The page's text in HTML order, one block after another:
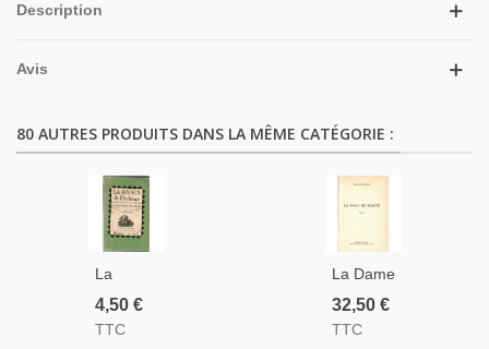
Description
Avis
80 AUTRES PRODUITS DANS LA MÊME CATÉGORIE :
La
Maison
De
4,50 €
TTC
La Dame
De
Beauté,
32,50 €
TTC